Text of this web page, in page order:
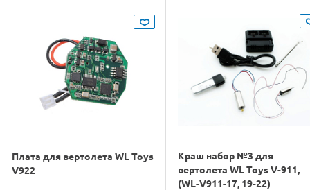
Плата для вертолета WL Toys
V922
Краш набор №3 для
вертолета WL Toys V-911,
(WL-V911-17, 19-22)